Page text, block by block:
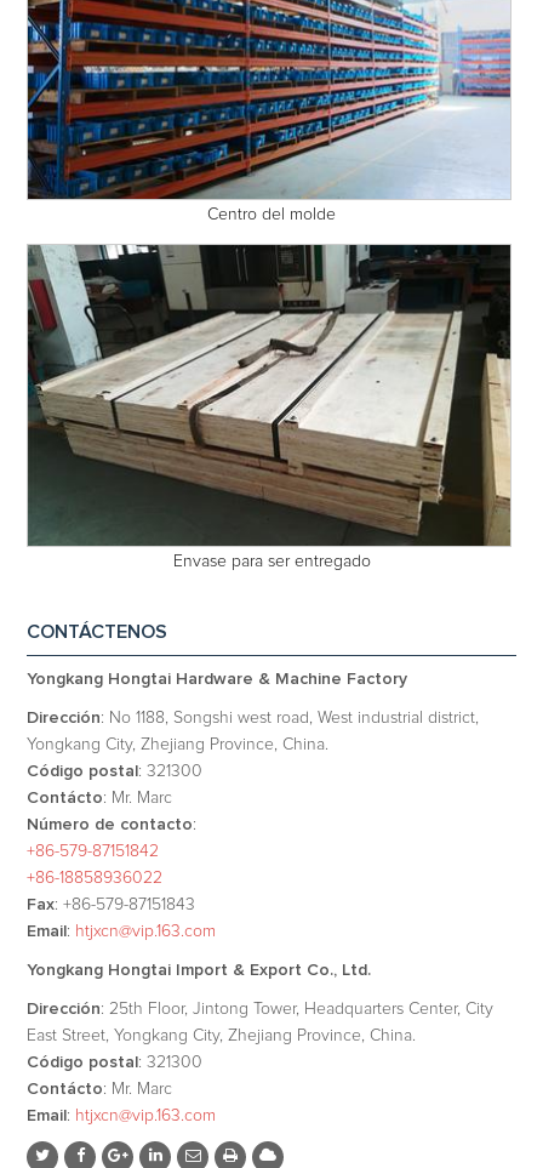
Centro del molde
Envase para ser entregado
CONTÁCTENOS
Yongkang Hongtai Hardware & Machine Factory
Dirección: No 1188, Songshi west road, West industrial district,
Yongkang City, Zhejiang Province, China.
Código postal: 321300
Contácto: Mr. Marc
Número de contacto:
+86-579-87151842
+86-18858936022
Fax: +86-579-87151843
Email: htjxcn@vip.163.com
Yongkang Hongtai Import & Export Co., Ltd.
Dirección: 25th Floor, Jintong Tower, Headquarters Center, City
East Street, Yongkang City, Zhejiang Province, China.
Código postal: 321300
Contácto: Mr. Marc
Email: htjxcn@vip.163.com